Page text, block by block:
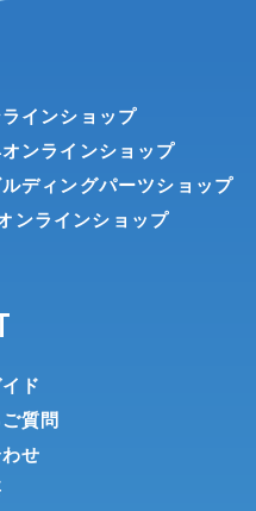
インショップ
ンラインショップ
ディングパーツショップ
ンラインショップ
ド
質問
せ